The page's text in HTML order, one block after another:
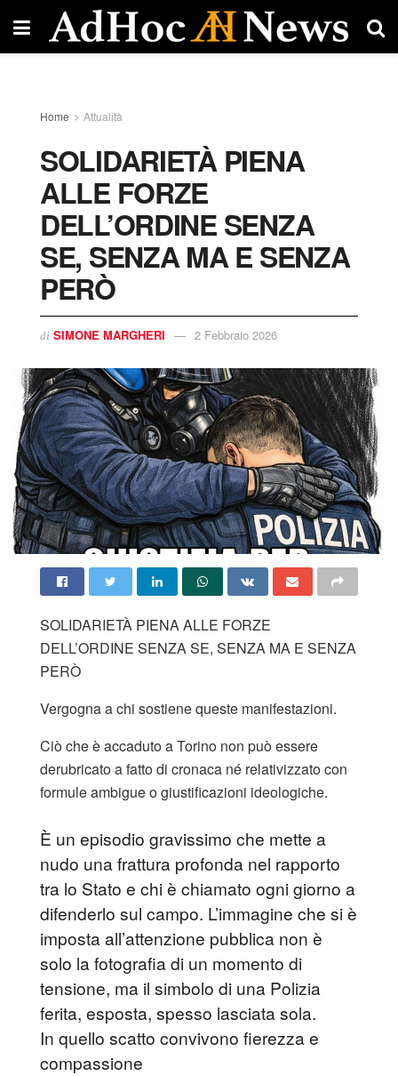
Home Attualità
SOLIDARIETÀ PIENA
ALLE FORZE
DELL’ORDINE SENZA
SE, SENZA MA E SENZA
PERÒ
di SIMONE MARGHERI 2 Febbraio 2026
SOLIDARIETÀ PIENA ALLE FORZE
DELL’ORDINE SENZA SE, SENZA MA E SENZA
PERÒ
Vergogna a chi sostiene queste manifestazioni.
Ciò che è accaduto a Torino non può essere
derubricato a fatto di cronaca né relativizzato con
formule ambigue o giustificazioni ideologiche.
È un episodio gravissimo che mette a
nudo una frattura profonda nel rapporto
tra lo Stato e chi è chiamato ogni giorno a
difenderlo sul campo. L’immagine che si è
imposta all’attenzione pubblica non è
solo la fotografia di un momento di
tensione, ma il simbolo di una Polizia
ferita, esposta, spesso lasciata sola.
In quello scatto convivono fierezza e
compassione